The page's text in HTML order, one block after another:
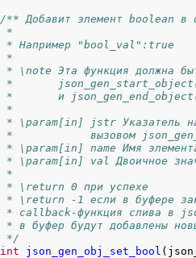
/** Добавит элемент boolean в
*
* Например "bool_val":true
*
* \note Эта функция должна
*
*       и
*
* \param[in] jstr Указатель на
*            вызовом
* \param[in] name Имя
* \param[in] val Двоичное
*
* \return 0 при успехе
* \return -1 если в буфере
* callback-функция слива в
* в буфер будут добавлены
*/
int
json_gen_obj_set_bool